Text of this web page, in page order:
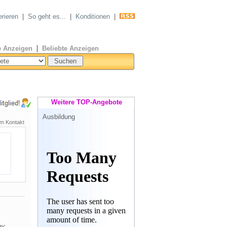
So geht es... Konditionen
Anzeigen | Beliebte Anzeigen
Kontakt
Weitere TOP-Angebote
Ausbildung